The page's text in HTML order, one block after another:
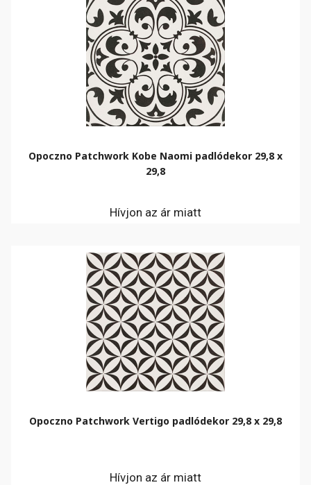
Opoczno Patchwork Kobe Naomi padlódekor 29,8 x
29,8
Hívjon az ár miatt
Opoczno Patchwork Vertigo padlódekor 29,8 x 29,8
Hívjon az ár miatt